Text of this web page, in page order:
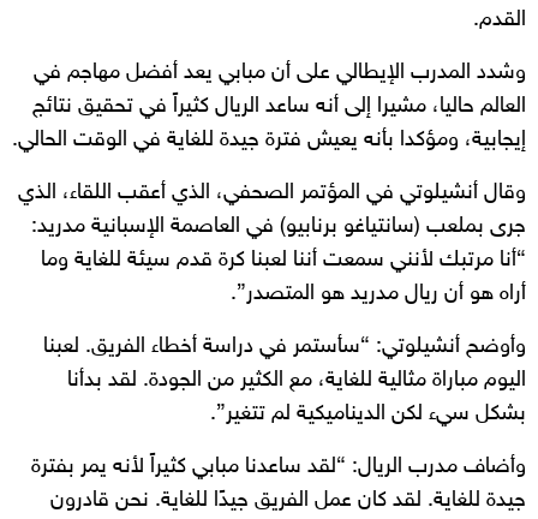
القدم.
وشدد المدرب الإيطالي على أن مبابي يعد أفضل مهاجم في
العالم حاليا، مشيرا إلى أنه ساعد الريال كثيراً في تحقيق نتائج
إيجابية، ومؤكدا بأنه يعيش فترة جيدة للغاية في الوقت الحالي.
وقال أنشيلوتي في المؤتمر الصحفي، الذي أعقب اللقاء، الذي
جرى بملعب (سانتياغو برنابيو) في العاصمة الإسبانية مدريد:
“أنا مرتبك لأنني سمعت أننا لعبنا كرة قدم سيئة للغاية وما
أراه هو أن ريال مدريد هو المتصدر”.
وأوضح أنشيلوتي: “سأستمر في دراسة أخطاء الفريق. لعبنا
اليوم مباراة مثالية للغاية، مع الكثير من الجودة. لقد بدأنا
بشكل سيء لكن الديناميكية لم تتغير”.
وأضاف مدرب الريال: “لقد ساعدنا مبابي كثيراً لأنه يمر بفترة
جيدة للغاية. لقد كان عمل الفريق جيدًا للغاية. نحن قادرون